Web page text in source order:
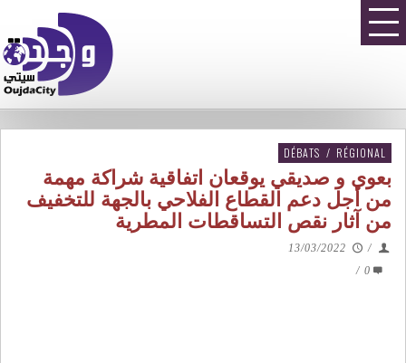
DÉBATS / RÉGIONAL
بعوي و صديقي يوقعان اتفاقية شراكة مهمة
من أجل دعم القطاع الفلاحي بالجهة للتخفيف
من آثار نقص التساقطات المطرية
/
13/03/2022
0
/